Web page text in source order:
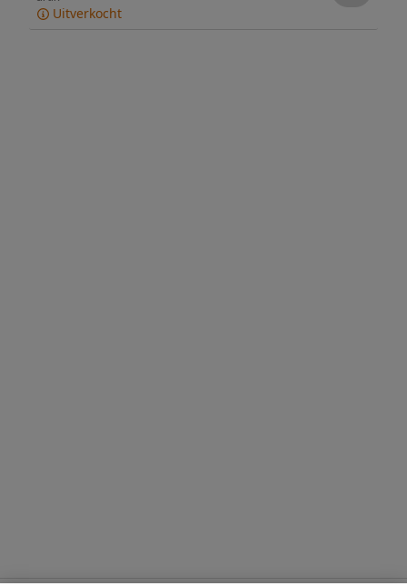
Uitverkocht